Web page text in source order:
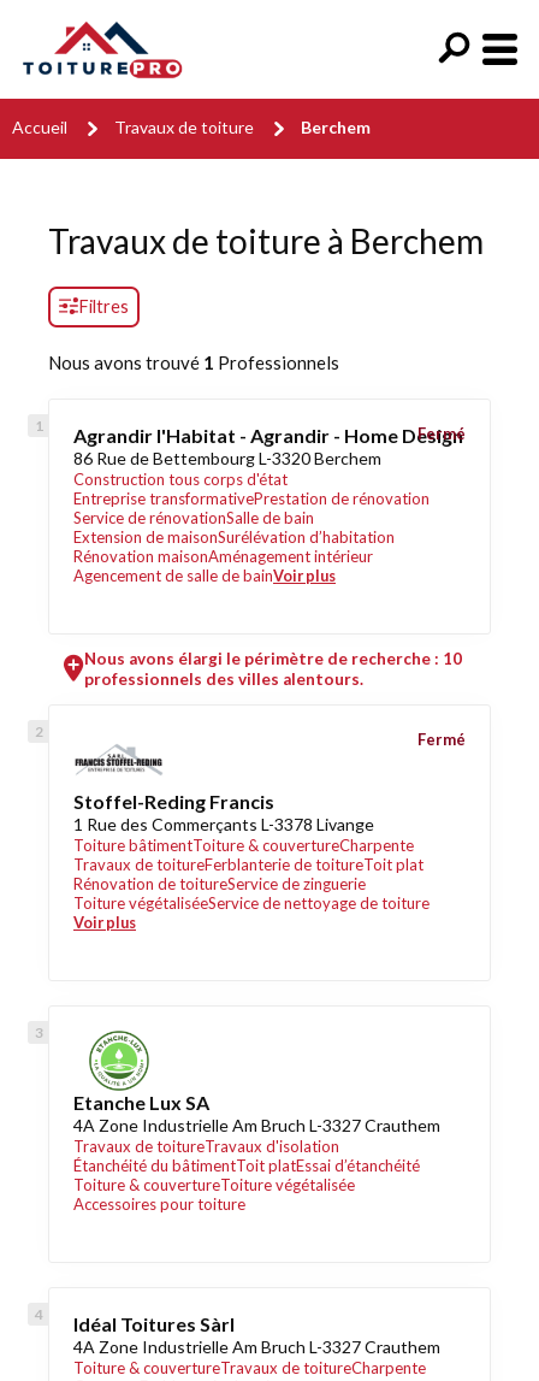
Accueil Travaux de toiture Berchem
Travaux de toiture à Berchem
Filtres
Nous avons trouvé 1 Professionnels
Agrandir l'Habitat - Agrandir - Home Design
86 Rue de Bettembourg L-3320 Berchem
Construction tous corps d'état
Entreprise transformativePrestation de rénovation
Service de rénovationSalle de bain
Extension de maisonSurélévation d’habitation
Rénovation maisonAménagement intérieur
Agencement de salle de bainVoir plus
Fermé
Nous avons élargi le périmètre de recherche : 10
professionnels des villes alentours.
Stoffel-Reding Francis
1 Rue des Commerçants L-3378 Livange
Toiture bâtimentToiture & couvertureCharpente
Travaux de toitureFerblanterie de toitureToit plat
Rénovation de toitureService de zinguerie
Toiture végétaliséeService de nettoyage de toiture
Voir plus
Fermé
Etanche Lux SA
4A Zone Industrielle Am Bruch L-3327 Crauthem
Travaux de toitureTravaux d'isolation
Étanchéité du bâtimentToit platEssai d’étanchéité
Toiture & couvertureToiture végétalisée
Accessoires pour toiture
Idéal Toitures Sàrl
4A Zone Industrielle Am Bruch L-3327 Crauthem
Toiture & couvertureTravaux de toitureCharpente